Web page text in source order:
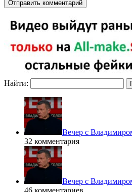
Найти:
Вечер с
32 комментария
Вечер с
46 комментариев